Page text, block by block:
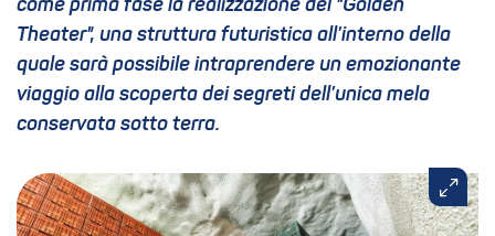
come prima fase la realizzazione del "Golden
Theater", una struttura futuristica all’interno della
quale sarà possibile intraprendere un emozionante
viaggio alla scoperta dei segreti dell’unica mela
conservata sotto terra.